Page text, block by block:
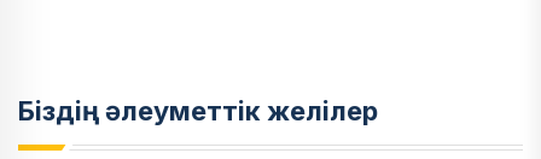
Біздің әлеуметтік желілер